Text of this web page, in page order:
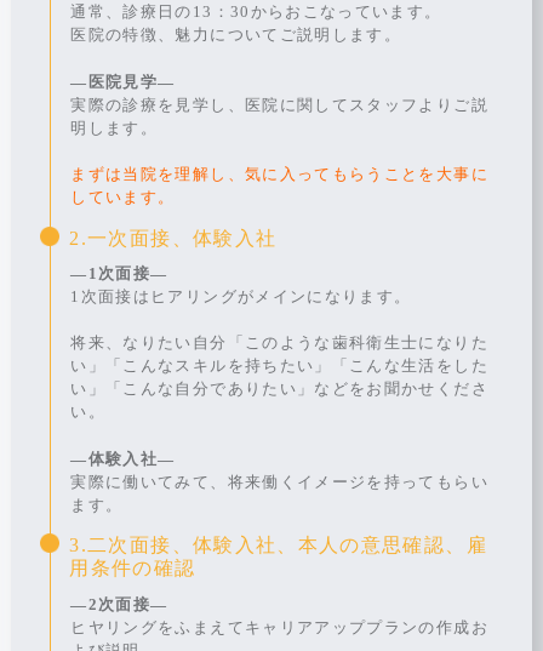
通常、診療日の13：30からおこなっています。
医院の特徴、魅力についてご説明します。
―医院見学―
実際の診療を見学し、医院に関してスタッフよりご説
明します。
まずは当院を理解し、気に入ってもらうことを大事に
しています。
2.一次面接、体験入社
―1次面接―
1次面接はヒアリングがメインになります。
将来、なりたい自分「このような歯科衛生士になりた
い」「こんなスキルを持ちたい」「こんな生活をした
い」「こんな自分でありたい」などをお聞かせくださ
い。
―体験入社―
実際に働いてみて、将来働くイメージを持ってもらい
ます。
3.二次面接、体験入社、本人の意思確認、雇
用条件の確認
―2次面接―
ヒヤリングをふまえてキャリアアッププランの作成お